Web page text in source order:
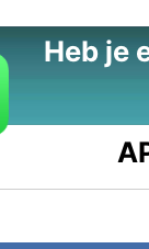
Heb je